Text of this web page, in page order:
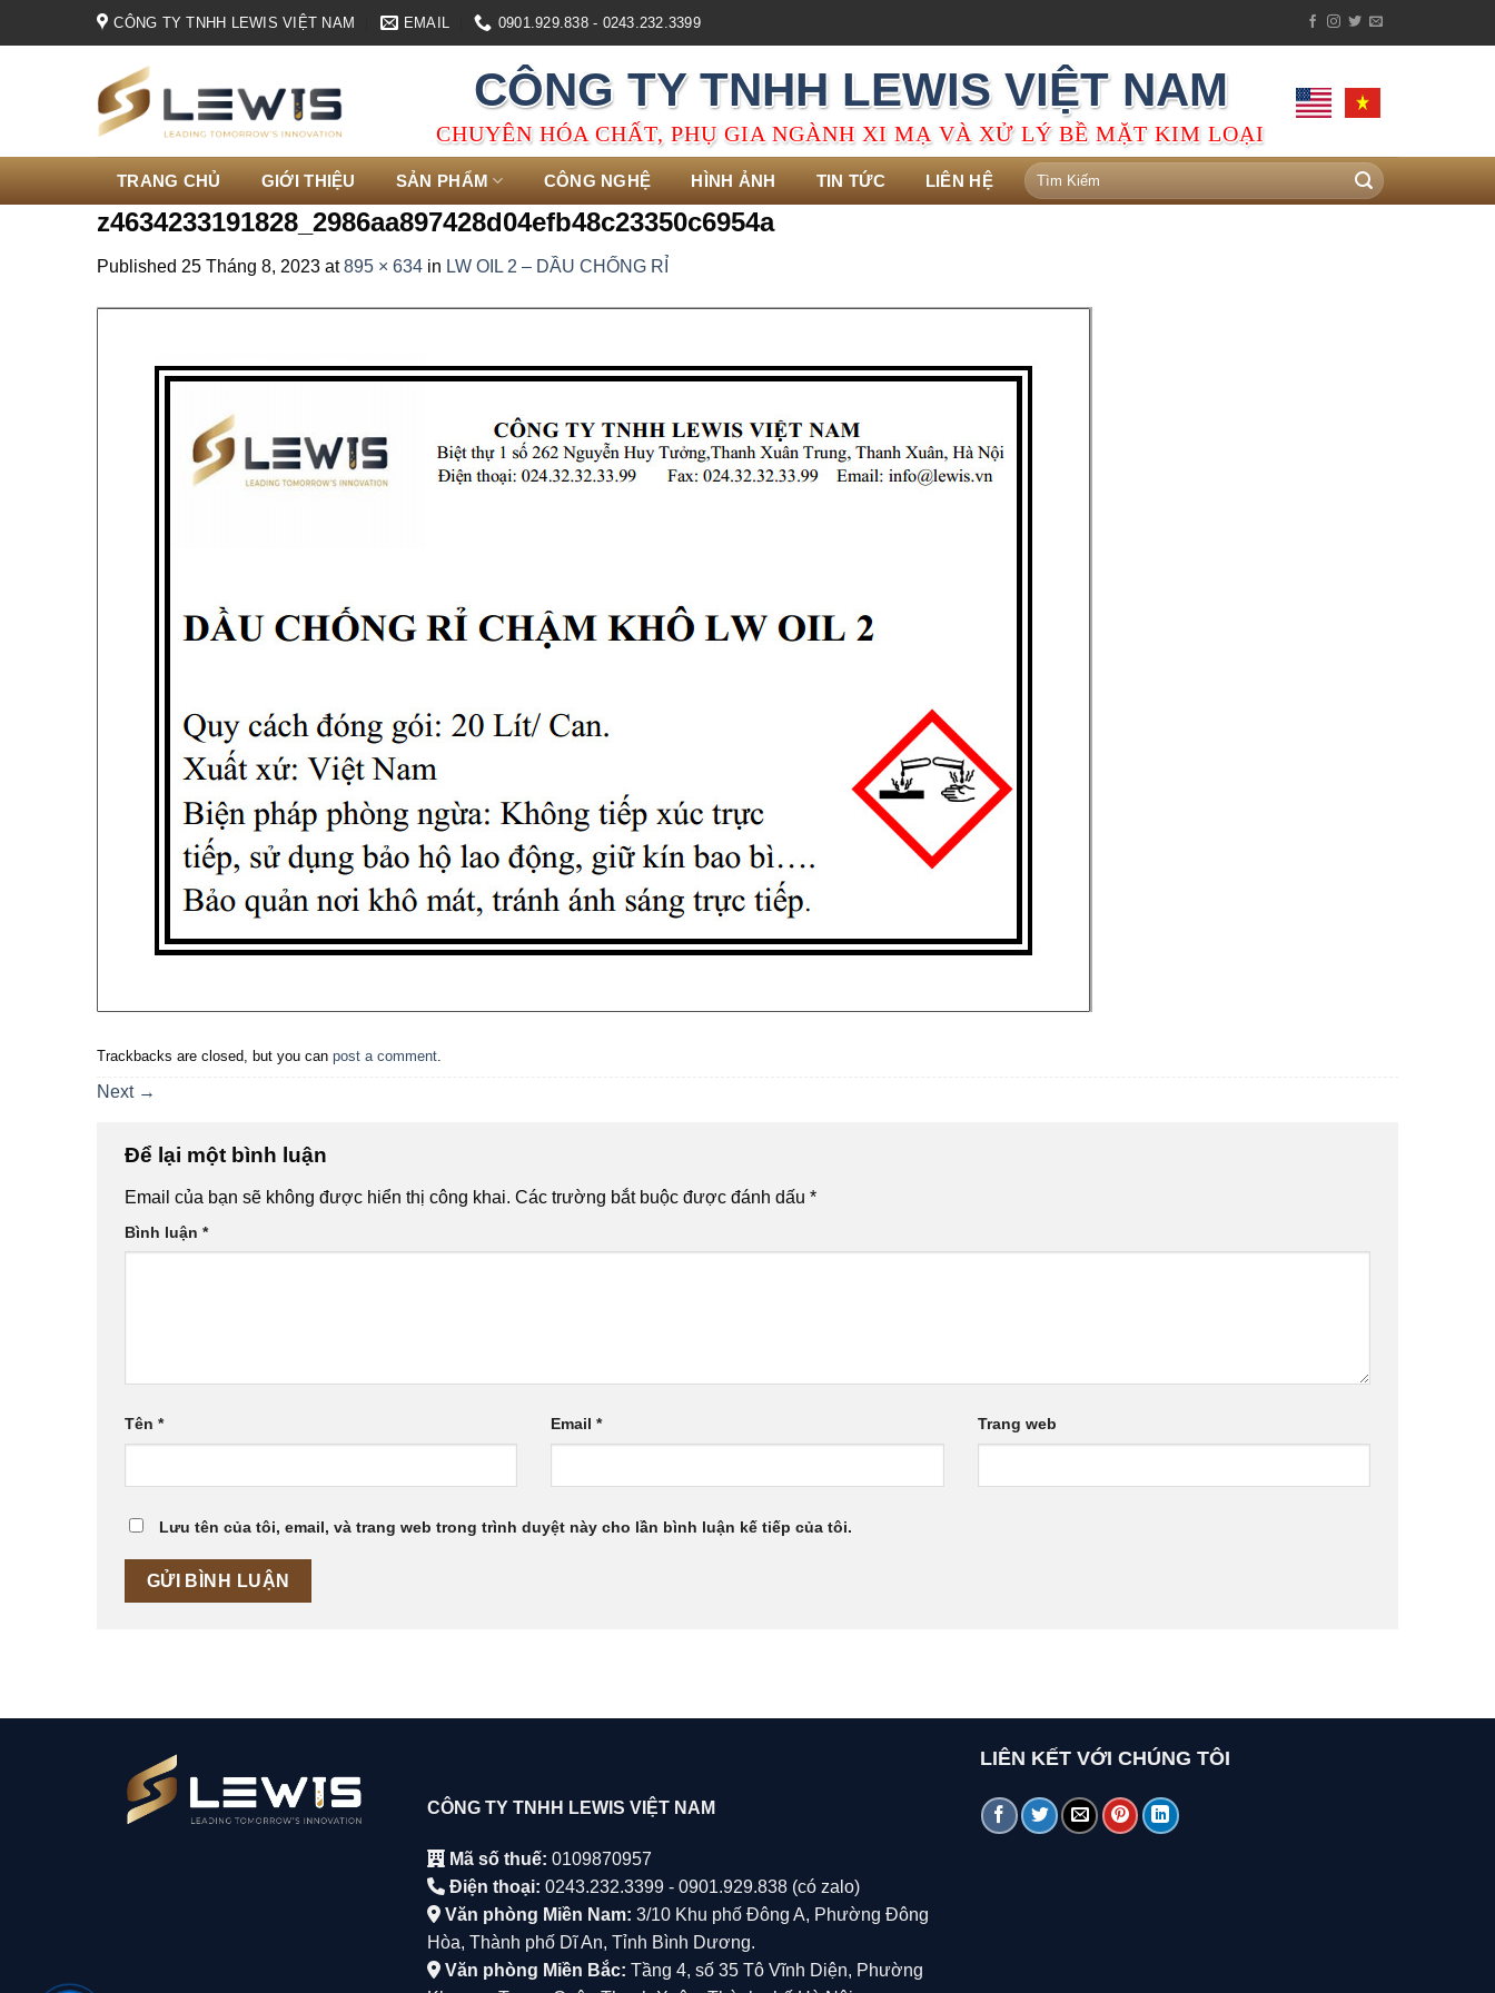
CÔNG TY TNHH LEWIS VIỆT NAM EMAIL 0901.929.838 - 0243.232.3399
CÔNG TY TNHH LEWIS VIỆT NAM
CHUYÊN HÓA CHẤT, PHỤ GIA NGÀNH XI MẠ VÀ XỬ LÝ BỀ MẶT KIM LOẠI
TRANG CHỦ GIỚI THIỆU SẢN PHẨM CÔNG NGHỆ HÌNH ẢNH TIN TỨC LIÊN HỆ
Tìm
kiếm:
z4634233191828_2986aa897428d04efb48c23350c6954a
Published 25 Tháng 8, 2023 at895 × 634 in LW OIL 2 – DẦU CHỐNG RỈ
Trackbacks are closed, but you can post a comment.
Next →
Để lại một bình luận
Email của bạn sẽ không được hiển thị công khai. Các trường bắt buộc được đánh dấu *
Bình luận *
Tên * Email* Trang web
Lưu tên của tôi, email, và trang web trong trình duyệt này cho lần bình luận kế tiếp của tôi.
CÔNG TY TNHH LEWIS VIỆT NAM
Mã số thuế: 0109870957
Điện thoại: 0243.232.3399 - 0901.929.838 (có zalo)
Văn phòng Miền Nam: 3/10 Khu phố Đông A, Phường Đông
Hòa, Thành phố Dĩ An, Tỉnh Bình Dương.
Văn phòng Miền Bắc: Tầng 4, số 35 Tô Vĩnh Diện, Phường
LIÊN KẾT VỚI CHÚNG TÔI